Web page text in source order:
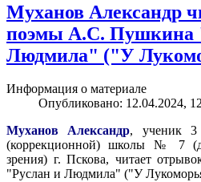
Муханов Александр
поэмы А.С. Пушкина
Людмила" ("У
Информация о материале
Опубликовано: 12.04.2024,
Муханов Александр, ученик 3
(коррекционной) школы № 7
зрения) г. Пскова, читает
"Руслан и Людмила" ("У